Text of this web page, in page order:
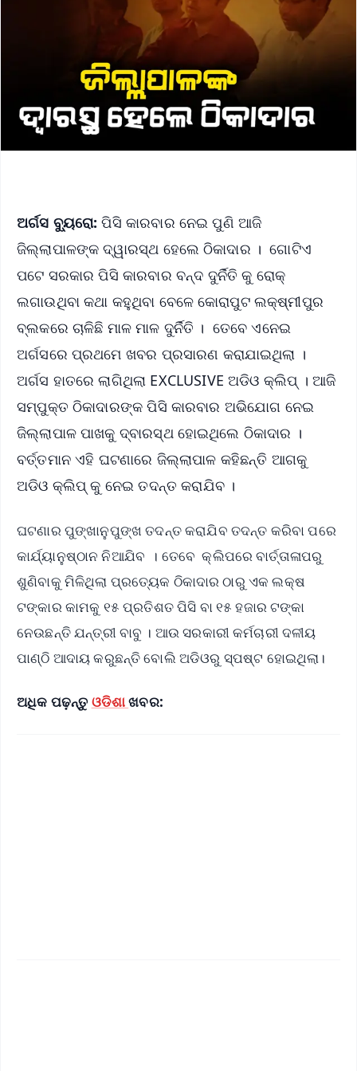
ଅର୍ଗସ ବ୍ୟୁରୋ:ପିସି କାରବାର ନେଇ ପୁଣି ଆଜି
ଜିଲ୍ଲାପାଳଙ୍କ ଦ୍ୱାରସ୍ଥ ହେଲେ ଠିକାଦାର । ଗୋଟିଏ
ପଟେ ସରକାର ପିସି କାରବାର ବନ୍ଦ ଦୁର୍ନିତି କୁ ରୋକ୍
ଲଗାଉଥିବା କଥା କହୁଥିବା ବେଳେ କୋରାପୁଟ ଲକ୍ଷ୍ମୀପୁର
ବ୍ଲକରେ ଚାଳିଛି ମାଳ ମାଳ ଦୁର୍ନିତି । ତେବେ ଏନେଇ
ଅର୍ଗସରେ ପ୍ରଥମେ ଖବର ପ୍ରସାରଣ କରାଯାଇଥିଲା ।
ଅର୍ଗସ ହାତରେ ଲାଗିଥିଲା EXCLUSIVE ଅଡିଓ କ୍ଲିପ୍ । ଆଜି
ସମ୍ପୁକ୍ତ ଠିକାଦାରଙ୍କ ପିସି କାରବାର ଅଭିଯୋଗ ନେଇ
ଜିଲ୍ଲାପାଳ ପାଖକୁ ଦ୍ବାରସ୍ଥ ହୋଇଥିଲେ ଠିକାଦାର ।
ବର୍ତ୍ତମାନ ଏହି ଘଟଣାରେ ଜିଲ୍ଲାପାଳ କହିଛନ୍ତି ଆଗକୁ
ଅଡିଓ କ୍ଲିପ୍ କୁ ନେଇ ତଦନ୍ତ କରାଯିବ ।
ଘଟଣାର ପୁଙ୍ଖାନୁପୁଙ୍ଖ ତଦନ୍ତ କରାଯିବ ତଦନ୍ତ କରିବା ପରେ
କାର୍ଯ୍ୟାନୁଷ୍ଠାନ ନିଆଯିବ । ତେବେ କ୍ଲିପରେ ବାର୍ତ୍ତାଳାପରୁ
ଶୁଣିବାକୁ ମିଳିଥିଲା ପ୍ରତ୍ୟେକ ଠିକାଦାର ଠାରୁ ଏକ ଲକ୍ଷ
ଟଙ୍କାର କାମକୁ ୧୫ ପ୍ରତିଶତ ପିସି ବା ୧୫ ହଜାର ଟଙ୍କା
ନେଉଛନ୍ତି ଯନ୍ତ୍ରୀ ବାବୁ । ଆଉ ସରକାରୀ କର୍ମଚାରୀ ଦଳୀୟ
ପାଣ୍ଠି ଆଦାୟ କରୁଛନ୍ତି ବୋଲି ଅଡିଓରୁ ସ୍ପଷ୍ଟ ହୋଇଥିଲା।
ଅଧିକ ପଢ଼ନ୍ତୁ ଓଡିଶାଖବର: